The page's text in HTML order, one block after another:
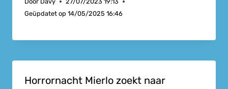
Geüpdatet op 14/05/2025 16:46
Horrornacht Mierlo zoekt naar